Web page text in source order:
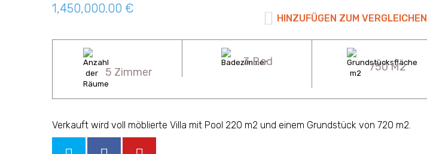
1,450,000.00 €
HINZUFÜGEN ZUM VERGLEICHEN
5 Zimmer
3 Bad 750 M2
Verkauft wird voll möblierte Villa mit Pool 220 m2 und einem Grundstück von 720 m2.